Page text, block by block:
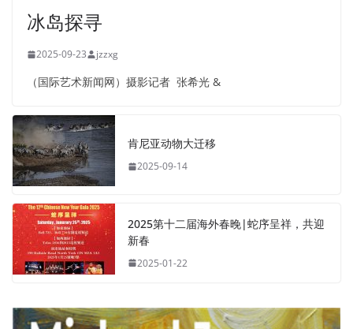
冰岛探寻
2025-09-23 jzzxg
（国际艺术新闻网）摄影记者 张希光 &
肯尼亚动物大迁移
2025-09-14
2025第十二届海外春晚|蛇序呈祥，共迎
新春
2025-01-22